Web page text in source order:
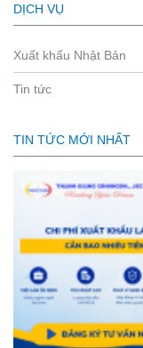
DỊCH VỤ
Xuất khẩu Nhật Bản
Tin tức
TIN TỨC MỚI NHẤT